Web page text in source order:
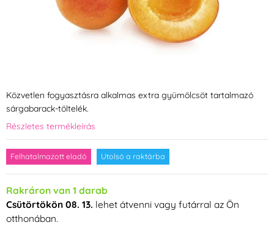
Közvetlen fogyasztásra alkalmas extra gyümölcsöt tartalmazó
sárgabarack-töltelék.
Részletes termékleírás
Felhatalmazott eladó Utolsó a raktárba
Rakráron van 1 darab
Csütörtökön 08. 13. lehet átvenni vagy futárral az Ön
otthonában.